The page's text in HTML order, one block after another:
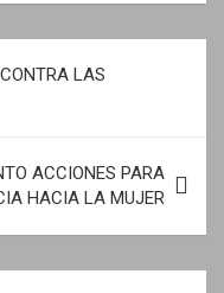
LAS
ACCIONES PARA
HACIA LA MUJER